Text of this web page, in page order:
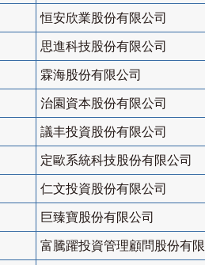
恒安欣業股份有限公司
思進科技股份有限公司
霖海股份有限公司
治園資本股份有限公司
議丰投資股份有限公司
定歐系統科技股份有限公司
仁文投資股份有限公司
巨臻寶股份有限公司
富騰躍投資管理顧問股份有限